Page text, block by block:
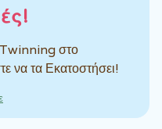
στο
να τα Εκατοστήσει!